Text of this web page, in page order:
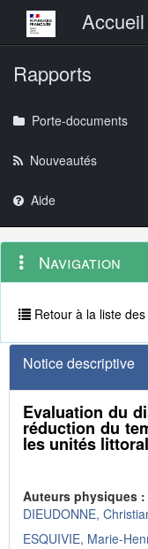
Menu principalAccueil
Rapports
Porte-documents
Nouveautés
Aide
Navigation
outils
Menu
contextuel
Navigation
Retour à la liste
Notice descriptive
Evaluation du
réduction du
les unités
Auteurs physiques :
DIEUDONNE,
ESQUIVIE, Marie-